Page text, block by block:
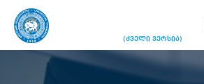
(ძველი ვერსია)